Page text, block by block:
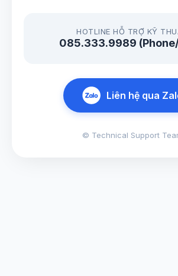
HOTLINE HỖ TRỢ KỸ
085.333.9989
Liên hệ qua
© Technical Support